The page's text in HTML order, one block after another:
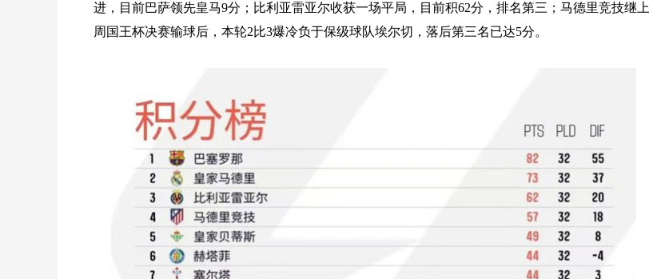
进，目前巴萨领先皇马9分；比利亚雷亚尔收获一场平局，目前积62分，排名第三；马德里竞技继上
周国王杯决赛输球后，本轮2比3爆冷负于保级球队埃尔切，落后第三名已达5分。